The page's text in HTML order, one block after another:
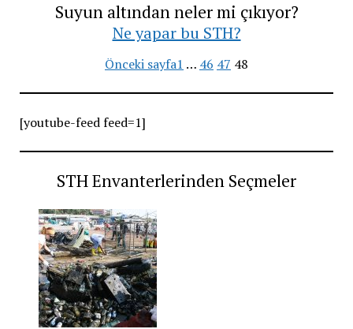
Suyun altından neler mi çıkıyor?
Ne yapar bu STH?
Önceki sayfa1 … 46 47 48
[youtube-feed feed=1]
STH Envanterlerinden Seçmeler